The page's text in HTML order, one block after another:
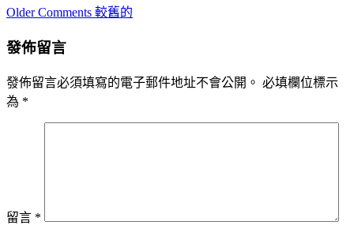
Comment
Older Comments 較舊的
發佈留言
發佈留言必須填寫的電子郵件地址不會公開。 必填欄位標示
為 *
留言 *